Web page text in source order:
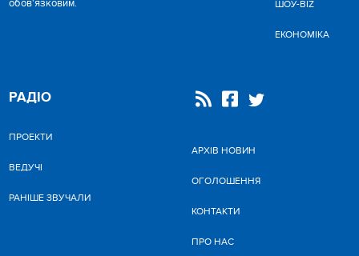
обов'язковим.
ШОУ-BIZ
ЕКОНОМІКА
РАДІО
ПРОЕКТИ
ВЕДУЧІ
РАНІШЕ ЗВУЧАЛИ
АРХІВ НОВИН
ОГОЛОШЕННЯ
КОНТАКТИ
ПРО НАС